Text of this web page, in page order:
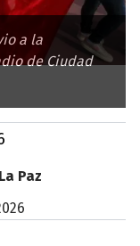
a la
de Ciudad
Paz